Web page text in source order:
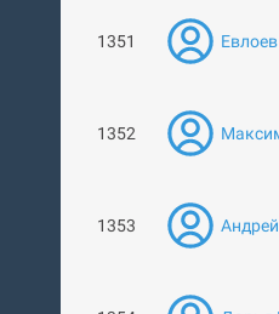
1351
1352
1353 Андрей